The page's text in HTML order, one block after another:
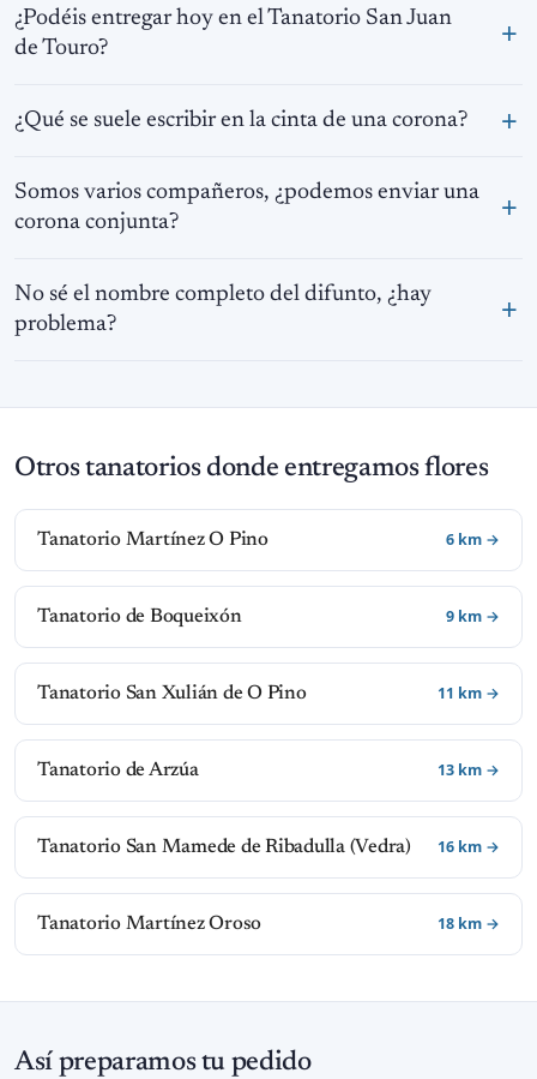
¿Podéis entregar hoy en el Tanatorio San Juan
de Touro?
¿Qué se suele escribir en la cinta de una corona?
Somos varios compañeros, ¿podemos enviar una
corona conjunta?
No sé el nombre completo del difunto, ¿hay
problema?
Otros tanatorios donde entregamos flores
Tanatorio Martínez O Pino 6 km →
Tanatorio de Boqueixón 9 km →
Tanatorio San Xulián de O Pino 11 km →
Tanatorio de Arzúa 13 km →
Tanatorio San Mamede de Ribadulla (Vedra) 16 km →
Tanatorio Martínez Oroso 18 km →
Así preparamos tu pedido